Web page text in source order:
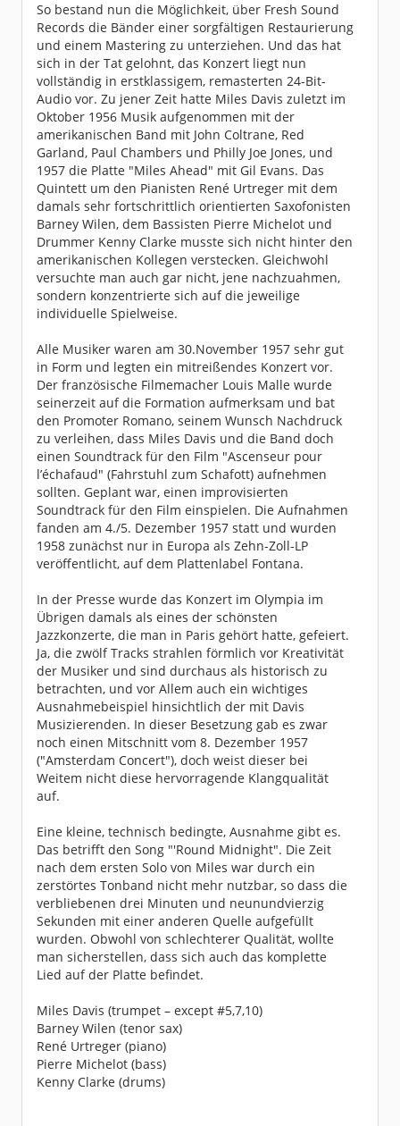
So bestand nun die Möglichkeit, über Fresh Sound
Records die Bänder einer sorgfältigen Restaurierung
und einem Mastering zu unterziehen. Und das hat
sich in der Tat gelohnt, das Konzert liegt nun
vollständig in erstklassigem, remasterten 24-Bit-
Audio vor. Zu jener Zeit hatte Miles Davis zuletzt im
Oktober 1956 Musik aufgenommen mit der
amerikanischen Band mit John Coltrane, Red
Garland, Paul Chambers und Philly Joe Jones, und
1957 die Platte "Miles Ahead" mit Gil Evans. Das
Quintett um den Pianisten René Urtreger mit dem
damals sehr fortschrittlich orientierten Saxofonisten
Barney Wilen, dem Bassisten Pierre Michelot und
Drummer Kenny Clarke musste sich nicht hinter den
amerikanischen Kollegen verstecken. Gleichwohl
versuchte man auch gar nicht, jene nachzuahmen,
sondern konzentrierte sich auf die jeweilige
individuelle Spielweise.
Alle Musiker waren am 30.November 1957 sehr gut
in Form und legten ein mitreißendes Konzert vor.
Der französische Filmemacher Louis Malle wurde
seinerzeit auf die Formation aufmerksam und bat
den Promoter Romano, seinem Wunsch Nachdruck
zu verleihen, dass Miles Davis und die Band doch
einen Soundtrack für den Film "Ascenseur pour
l’échafaud" (Fahrstuhl zum Schafott) aufnehmen
sollten. Geplant war, einen improvisierten
Soundtrack für den Film einspielen. Die Aufnahmen
fanden am 4./5. Dezember 1957 statt und wurden
1958 zunächst nur in Europa als Zehn-Zoll-LP
veröffentlicht, auf dem Plattenlabel Fontana.
In der Presse wurde das Konzert im Olympia im
Übrigen damals als eines der schönsten
Jazzkonzerte, die man in Paris gehört hatte, gefeiert.
Ja, die zwölf Tracks strahlen förmlich vor Kreativität
der Musiker und sind durchaus als historisch zu
betrachten, und vor Allem auch ein wichtiges
Ausnahmebeispiel hinsichtlich der mit Davis
Musizierenden. In dieser Besetzung gab es zwar
noch einen Mitschnitt vom 8. Dezember 1957
("Amsterdam Concert"), doch weist dieser bei
Weitem nicht diese hervorragende Klangqualität
auf.
Eine kleine, technisch bedingte, Ausnahme gibt es.
Das betrifft den Song "'Round Midnight". Die Zeit
nach dem ersten Solo von Miles war durch ein
zerstörtes Tonband nicht mehr nutzbar, so dass die
verbliebenen drei Minuten und neunundvierzig
Sekunden mit einer anderen Quelle aufgefüllt
wurden. Obwohl von schlechterer Qualität, wollte
man sicherstellen, dass sich auch das komplette
Lied auf der Platte befindet.
Miles Davis (trumpet – except #5,7,10)
Barney Wilen (tenor sax)
René Urtreger (piano)
Pierre Michelot (bass)
Kenny Clarke (drums)